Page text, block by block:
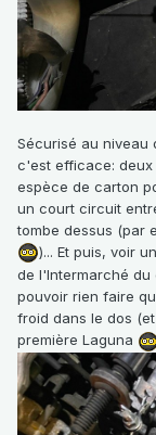
Sécurisé au niveau
c'est efficace: deux
espèce de carton
un court circuit
tombe dessus (par
)... Et puis, voir
de l'Intermarché du
pouvoir rien faire
froid dans le dos
première Laguna